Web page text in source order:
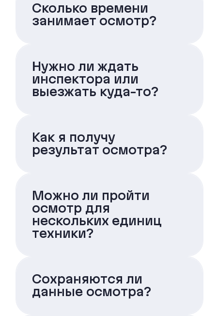
Сколько времени
занимает осмотр?
Нужно ли ждать
инспектора или
выезжать куда-то?
Как я получу
результат осмотра?
Можно ли пройти
осмотр для
нескольких единиц
техники?
Сохраняются ли
данные осмотра?